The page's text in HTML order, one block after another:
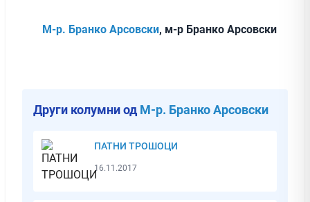
М-р. Бранко Арсовски, м-р Бранко Арсовски
Други колумни од М-р. Бранко Арсовски
ПАТНИ ТРОШОЦИ
16.11.2017